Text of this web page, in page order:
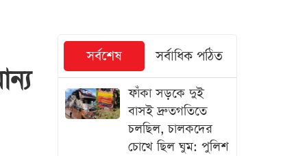
সর্বশেষ সর্বাধিক পঠিত
ফাঁকা সড়কে দুই
বাসই দ্রুতগতিতে
চলছিল, চালকদের
চোখে ছিল ঘুম: পুলিশ